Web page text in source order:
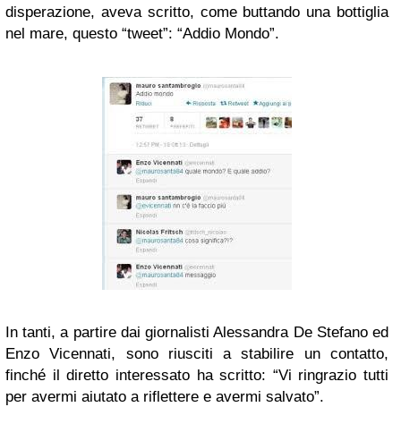
disperazione, aveva scritto, come buttando una bottiglia
nel mare, questo “tweet”: “Addio Mondo”.
In tanti, a partire dai giornalisti Alessandra De Stefano ed
Enzo Vicennati, sono riusciti a stabilire un contatto,
finché il diretto interessato ha scritto: “Vi ringrazio tutti
per avermi aiutato a riflettere e avermi salvato”.